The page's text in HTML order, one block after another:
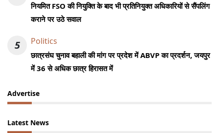
नियमित FSO की नियुक्ति के बाद भी प्रतिनियुक्त अधिकारियों से सैंपलिंग
कराने पर उठे सवाल
5 Politics
छात्रसंघ चुनाव बहाली की मांग पर प्रदेश में ABVP का प्रदर्शन, जयपुर
में 36 से अधिक छात्र हिरासत में
Advertise
Latest News